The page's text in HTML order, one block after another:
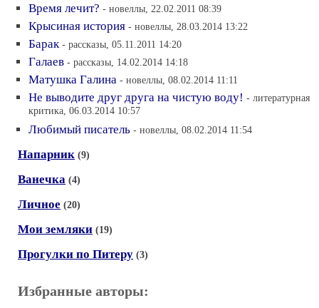
Время лечит? - новеллы, 22.02.2011 08:39
Крысиная история - новеллы, 28.03.2014 13:22
Барак - рассказы, 05.11.2011 14:20
Галаев - рассказы, 14.02.2014 14:18
Матушка Галина - новеллы, 08.02.2014 11:11
Не выводите друг друга на чистую воду! - литературная
критика, 06.03.2014 10:57
Любимый писатель - новеллы, 08.02.2014 11:54
Напарник (9)
Ванечка (4)
Личное (20)
Мои земляки (19)
Прогулки по Питеру (3)
Избранные авторы: